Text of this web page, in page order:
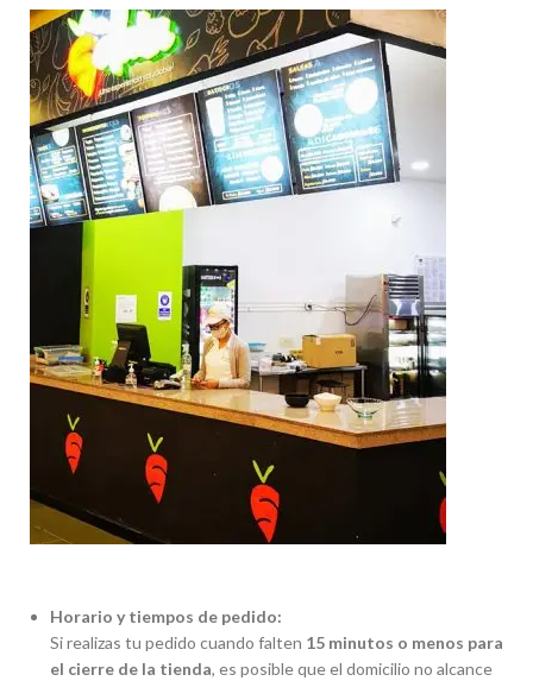
Horario y tiempos de pedido:
Si realizas tu pedido cuando falten 15 minutos o menos para
el cierre de la tienda, es posible que el domicilio no alcance